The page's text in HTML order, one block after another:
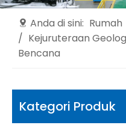
Anda di sini: Rumah
/ Kejuruteraan
Bencana
Kategori Produk